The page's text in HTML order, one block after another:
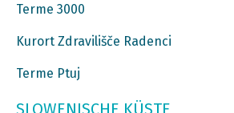
Terme 3000
Kurort Zdravilišče Radenci
Terme Ptuj
SLOWENISCHE KÜSTE